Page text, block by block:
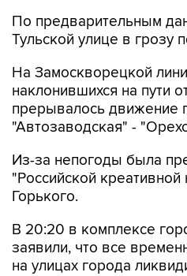
По предварительным
Тульской улице в грозу
На Замоскворецкой
наклонившихся на пути
прерывалось движение
"Автозаводская" -
Из-за непогоды была
"Российской
Горького.
В 20:20 в комплексе
заявили, что все
на улицах города